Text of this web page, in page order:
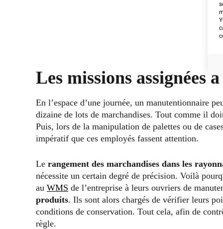
Les missions assignées
En l’espace d’une journée, un manutentionnaire
dizaine de lots de marchandises. Tout comme il
Puis, lors de la manipulation de palettes ou de
impératif que ces employés fassent attention.
Le rangement des marchandises dans les
nécessite un certain degré de précision. Voilà
au WMS de l’entreprise à leurs ouvriers de
produits. Ils sont alors chargés de vérifier leurs
conditions de conservation. Tout cela, afin de
règle.